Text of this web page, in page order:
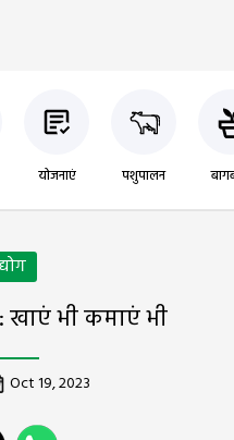
योजनाएं पशुपालन
खाएं भी कमाएं भी
Oct 19, 2023